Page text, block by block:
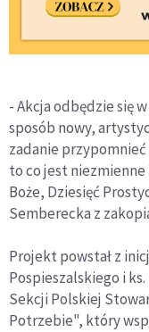
- Akcja odbędzie się
sposób nowy,
zadanie
to co jest
Boże, Dziesięć
Semberecka z
Projekt powstał z
Pospieszalskiego i
Sekcji Polskiej
Potrzebie", który